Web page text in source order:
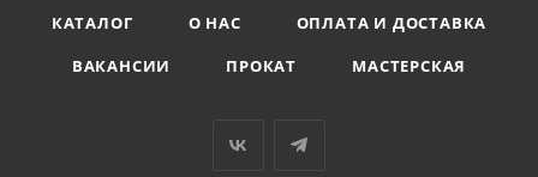
КАТАЛОГ О НАС
ОПЛАТА И ДОСТАВКА
ВАКАНСИИ
ПРОКАТ МАСТЕРСКАЯ